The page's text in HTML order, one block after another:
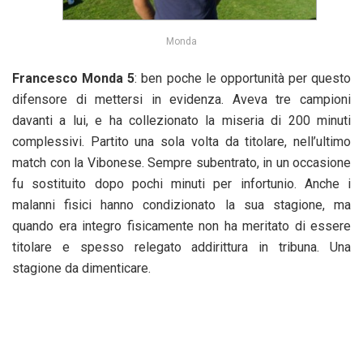
Monda
Francesco Monda 5: ben poche le opportunità per questo
difensore di mettersi in evidenza. Aveva tre campioni
davanti a lui, e ha collezionato la miseria di 200 minuti
complessivi. Partito una sola volta da titolare, nell’ultimo
match con la Vibonese. Sempre subentrato, in un occasione
fu sostituito dopo pochi minuti per infortunio. Anche i
malanni fisici hanno condizionato la sua stagione, ma
quando era integro fisicamente non ha meritato di essere
titolare e spesso relegato addirittura in tribuna. Una
stagione da dimenticare.